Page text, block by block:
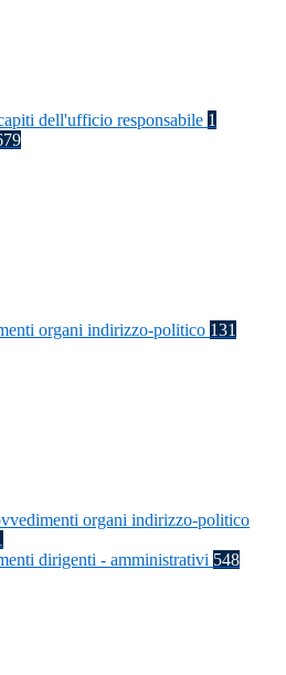
dell'ufficio responsabile 1
organi indirizzo-politico 131
organi indirizzo-politico
dirigenti - amministrativi 548